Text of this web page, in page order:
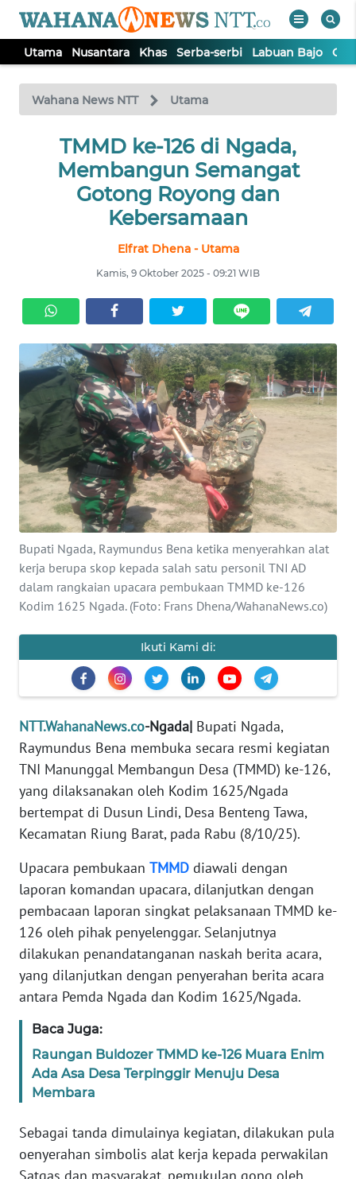
Utama Nusantara Khas Serba-serbi Labuan Bajo
Wahana News NTT Utama
TMMD ke-126 di Ngada,
Membangun Semangat
Gotong Royong dan
Kebersamaan
Elfrat Dhena - Utama
Kamis, 9 Oktober 2025 - 09:21 WIB
Bupati Ngada, Raymundus Bena ketika menyerahkan alat
kerja berupa skop kepada salah satu personil TNI AD
dalam rangkaian upacara pembukaan TMMD ke-126
Kodim 1625 Ngada. (Foto: Frans Dhena/WahanaNews.co)
Ikuti Kami di:
NTT.WahanaNews.co-Ngada| Bupati Ngada,
Raymundus Bena membuka secara resmi kegiatan
TNI Manunggal Membangun Desa (TMMD) ke-126,
yang dilaksanakan oleh Kodim 1625/Ngada
bertempat di Dusun Lindi, Desa Benteng Tawa,
Kecamatan Riung Barat, pada Rabu (8/10/25).
Upacara pembukaan TMMD diawali dengan
laporan komandan upacara, dilanjutkan dengan
pembacaan laporan singkat pelaksanaan TMMD ke-
126 oleh pihak penyelenggar. Selanjutnya
dilakukan penandatanganan naskah berita acara,
yang dilanjutkan dengan penyerahan berita acara
antara Pemda Ngada dan Kodim 1625/Ngada.
Baca Juga:
Raungan Buldozer TMMD ke-126 Muara Enim
Ada Asa Desa Terpinggir Menuju Desa
Membara
Sebagai tanda dimulainya kegiatan, dilakukan pula
oenyerahan simbolis alat kerja kepada perwakilan
Satgas dan masyarakat, pemukulan gong oleh
TV
Tutup
UTAMA
NUSANTARA
SERBI
LABUAN
BAJO
OPINI
Informasi
INDEKS
BERITA
KAMI
IKLAN
TENTANG
MEDIA
SIBER
REDAKSI
KARIR
DISCLAIMER
Wahana
News
Regional
WN
SUMUT
JAKARTA
WN